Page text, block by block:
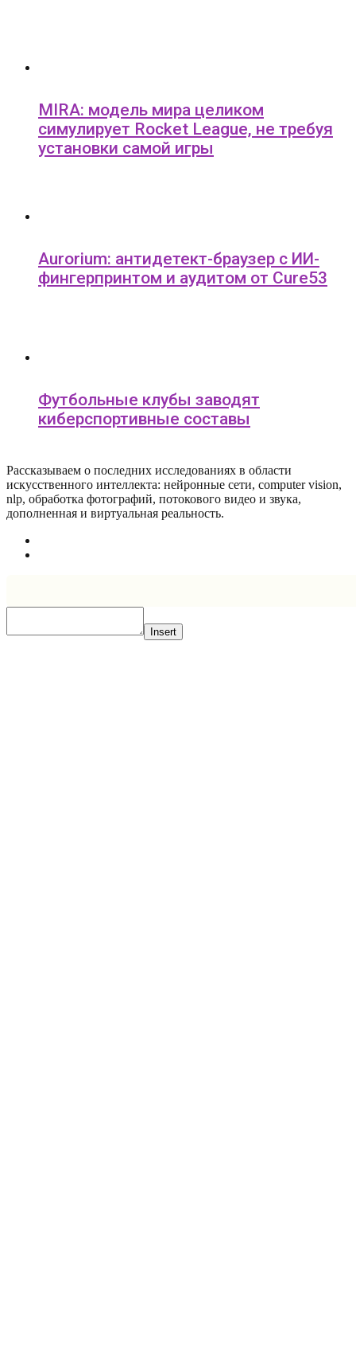
MIRA: модель мира целиком
симулирует Rocket League, не требуя
установки самой игры
Aurorium: антидетект-браузер с ИИ-
фингерпринтом и аудитом от Cure53
Футбольные клубы заводят
киберспортивные составы
Рассказываем о последних исследованиях в области
искусcтвенного интеллекта: нейронные сети, computer vision,
nlp, обработка фотографий, потокового видео и звука,
дополненная и виртуальная реальность.
Insert